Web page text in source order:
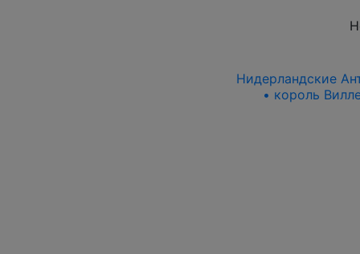
Нидерландские
• король